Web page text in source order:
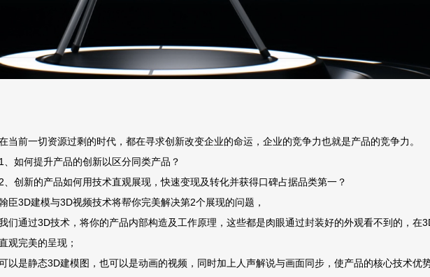
当前一切资源过剩的时代，都在寻求创新改变企业的命运，企业的竞争力也就是产品的竞争力。
、如何提升产品的创新以区分同类产品？
、创新的产品如何用技术直观展现，快速变现及转化并获得口碑占据品类第一？
臣3D建模与3D视频技术将帮你完美解决第2个展现的问题，
们通过3D技术，将你的产品内部构造及工作原理，这些都是肉眼通过封装好的外观看不到的，在
观完美的呈现；
以是静态3D建模图，也可以是动画的视频，同时加上人声解说与画面同步，使产品的核心技术优